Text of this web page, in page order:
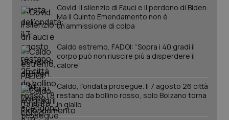
Covid. Il silenzio di Fauci e il perdono di Biden.
Ma il Quinto Emendamento non è
un’ammissione di colpa
Caldo estremo, FADOI: “Sopra i 40 gradi il
corpo può non riuscire più a disperdere il
calore”
Caldo, l’ondata prosegue. Il 7 agosto 26 città
restano da bollino rosso, solo Bolzano torna
in giallo
session-id
_ga
Google LLC
.quotidianosanita.it